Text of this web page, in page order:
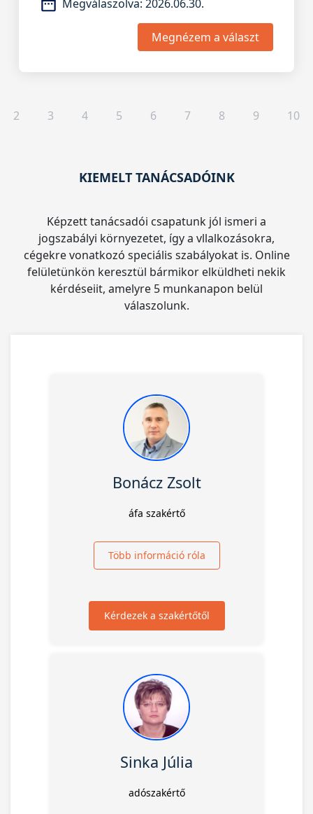
Megválaszolva: 2026.06.30.
Megnézem a választ
2 3 4 5 6 7 8 9 10
KIEMELT TANÁCSADÓINK
Képzett tanácsadói csapatunk jól ismeri a
jogszabályi környezetet, így a vllalkozásokra,
cégekre vonatkozó speciális szabályokat is. Online
felületünkön keresztül bármikor elküldheti nekik
kérdéseiit, amelyre 5 munkanapon belül
válaszolunk.
Bonácz Zsolt
áfa szakértő
Több információ róla
Kérdezek a szakértőtől
Sinka Júlia
adószakértő